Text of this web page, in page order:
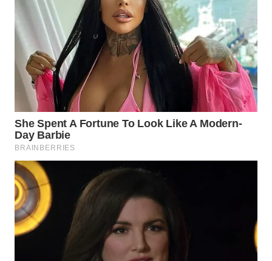
WN
LABUANBAJO
WN
BORNEO
Wahana
Media
Group
WAHANA
NEWS
WAHANA
TANI